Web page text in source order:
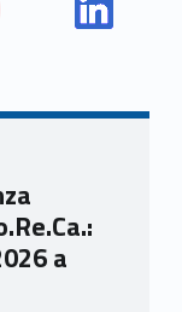
Unio
Ven
a